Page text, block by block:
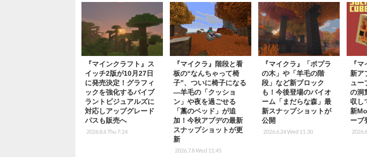
『マインクラフト』ス
イッチ2版が10月27日
に発売決定！グラフィ
ックを強化するバイブ
ラントビジュアルズに
対応しアップグレード
パスも販売へ
2026.8.6 Thu 7:24
『マイクラ』階段と看
板の“なんちゃって椅
子”、ついに椅子になる
―羊毛の「クッショ
ン」や夜を過ごせる
「藁のベッド」が追
加！今秋アプデの最新
スナップショットが更
新
2026.7.8 Wed 11:45
『マイクラ』「ポプラ
の木」や「羊毛の階
段」など新ブロック
も！今後登場のバイオ
ーム「まだらな森」最
新スナップショットが
公開
2026.6.24 Wed 11:30
『
新ア
ュー
の洞
収し
新
ーブ